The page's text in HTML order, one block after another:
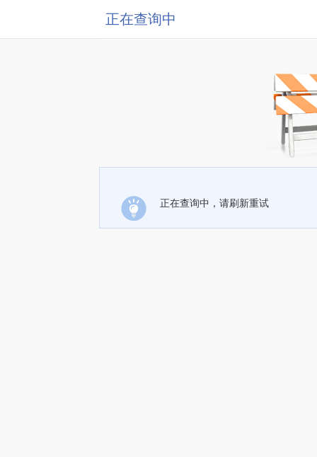
正在查询中
正在查询中，请刷新重试